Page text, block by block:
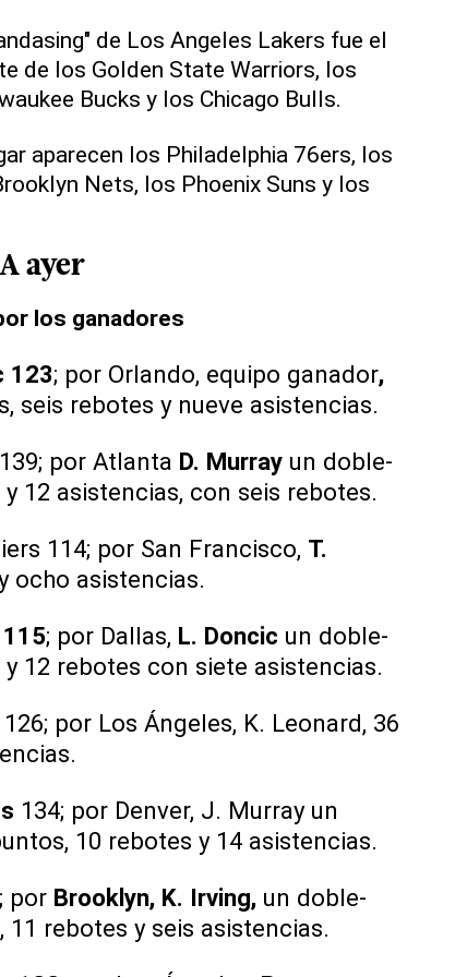
de Los Angeles Lakers fue el
de los Golden State Warriors, los
Bucks y los Chicago Bulls.
aparecen los Philadelphia 76ers, los
Nets, los Phoenix Suns y los
ayer
los ganadores
123; por Orlando, equipo ganador,
seis rebotes y nueve asistencias.
por Atlanta D. Murrayun doble-
12 asistencias, con seis rebotes.
114; por San Francisco, T.
ocho asistencias.
; por Dallas, L. Doncic un doble-
12 rebotes con siete asistencias.
por Los Ángeles, K. Leonard, 36
134; por Denver, J. Murray un
10 rebotes y 14 asistencias.
por Brooklyn, K. Irving,un doble-
rebotes y seis asistencias.